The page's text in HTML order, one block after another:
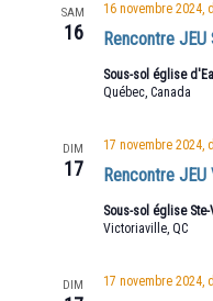
SAM
16 Rencontre JEU
16 novembre 2024,
Sous-sol église
Québec, Canada
DIM
17 Rencontre
17 novembre 2024,
Sous-sol église
Victoriaville, QC
DIM 17 novembre 2024,